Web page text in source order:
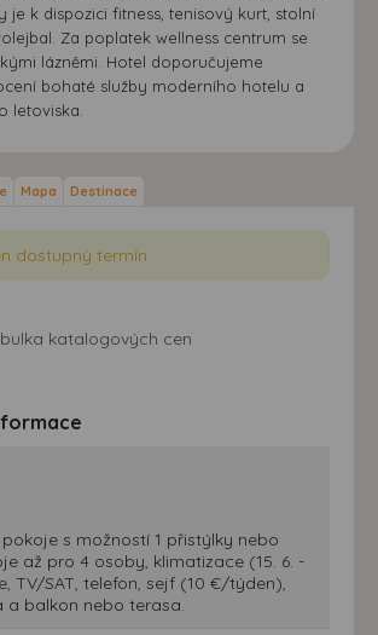
je k dispozici fitness, tenisový kurt, stolní
Za poplatek wellness centrum se
lázněmi. Hotel doporučujeme
bohaté služby moderního hotelu a
letoviska.
Mapa Destinace
dostupný termín.
katalogových cen
s možností 1 přistýlky nebo
až pro 4 osoby, klimatizace (15. 6. -
TV/SAT, telefon, sejf (10 €/týden),
a balkon nebo terasa.